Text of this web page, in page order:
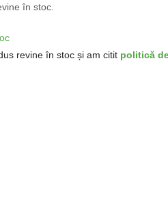
în stoc.
revine în stoc și am citit politică